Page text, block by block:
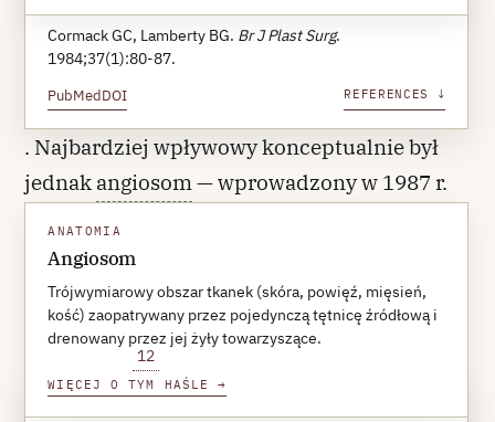
Cormack GC, Lamberty BG. Br J Plast Surg.
1984;37(1):80-87.
PubMedDOI REFERENCES ↓
. Najbardziej wpływowy konceptualnie był
jednak angiosom
ANATOMIA
Angiosom
Trójwymiarowy obszar tkanek (skóra, powięź, mięsień,
kość) zaopatrywany przez pojedynczą tętnicę źródłową i
drenowany przez jej żyły towarzyszące.
WIĘCEJ O TYM HAŚLE→
— wprowadzony w 1987 r.
przez Taylora i Palmera trójwymiarowy układ
tkanek zaopatrywanych przez pojedynczą
tętnicę źródłową, połączony z sąsiednimi
angiosomami przez naczynia łączące zwane
12